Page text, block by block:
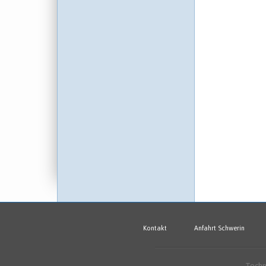
Kontakt Anfahrt Schwerin